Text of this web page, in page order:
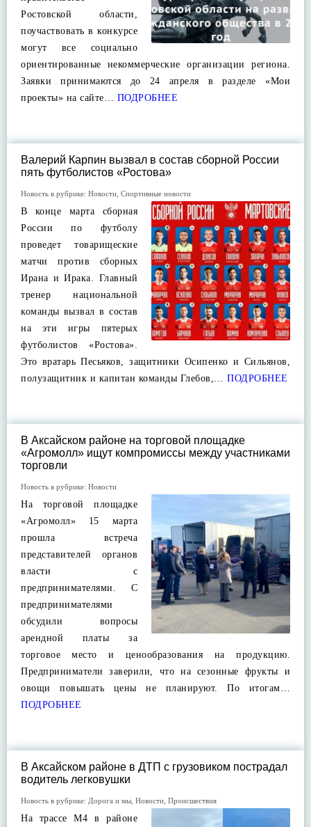
Ростовской области,
поучаствовать в конкурсе
могут все социально
ориентированные некоммерческие организации региона.
Заявки принимаются до 24 апреля в разделе «Мои
проекты» на сайте… ПОДРОБНЕЕ
Валерий Карпин вызвал в состав сборной России
пять футболистов «Ростова»
Новость в рубрике: Новости Спортивные новости
В конце марта сборная
России по футболу
проведет товарищеские
матчи против сборных
Ирана и Ирака. Главный
тренер национальной
команды вызвал в состав
на эти игры пятерых
футболистов «Ростова».
Это вратарь Песьяков, защитники Осипенко и Сильянов,
полузащитник и капитан команды Глебов,… ПОДРОБНЕЕ
В Аксайском районе на торговой площадке
«Агромолл» ищут компромиссы между участниками
торговли
Новость в рубрике: Новости
На торговой площадке
«Агромолл» 15 марта
прошла встреча
представителей органов
власти с
предпринимателями. С
предпринимателями
обсудили вопросы
арендной платы за
торговое место и ценообразования на продукцию.
Предприниматели заверили, что на сезонные фрукты и
овощи повышать цены не планируют. По итогам…
ПОДРОБНЕЕ
В Аксайском районе в ДТП с грузовиком пострадал
водитель легковушки
Новость в рубрике: Дорога и мы Новости Происшествия
На трассе М4 в районе